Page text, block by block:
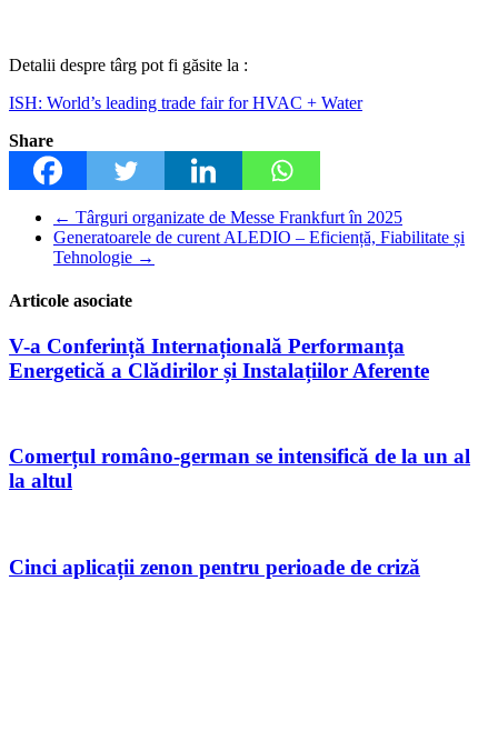
Detalii despre târg pot fi găsite la :
ISH: World’s leading trade fair for HVAC + Water
Share
← Târguri organizate de Messe Frankfurt în 2025
Generatoarele de curent ALEDIO – Eficiență, Fiabilitate și
Tehnologie →
Articole asociate
V-a Conferință Internațională Performanța
Energetică a Clădirilor și Instalațiilor Aferente
Comerțul româno-german se intensifică de la un al
la altul
Cinci aplicații zenon pentru perioade de criză